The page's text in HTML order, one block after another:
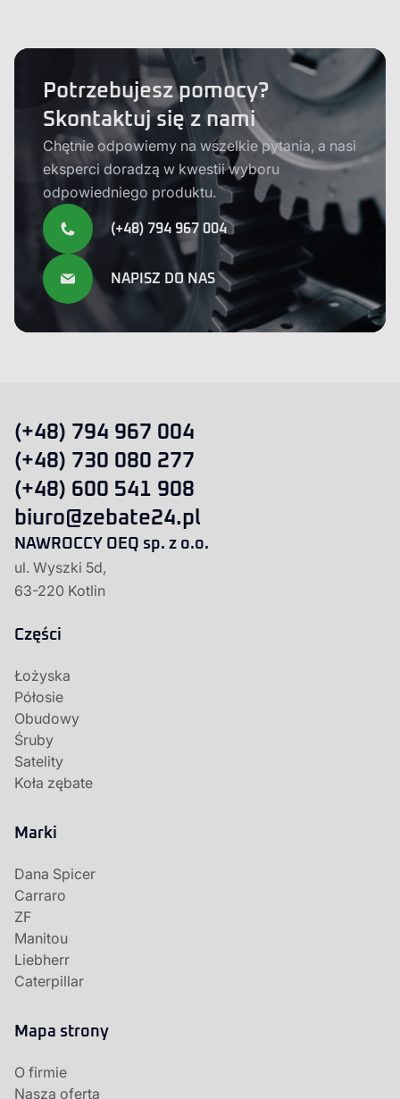
Potrzebujesz pomocy?
Skontaktuj się z nami
Chętnie odpowiemy na wszelkie pytania, a nasi
eksperci doradzą w kwestii wyboru
odpowiedniego produktu.
(+48) 794 967 004
NAPISZ DO NAS
(+48) 794 967 004
(+48) 730 080 277
(+48) 600 541 908
biuro@zebate24.pl
NAWROCCY OEQ sp. z o.o.
ul. Wyszki 5d,
63-220 Kotlin
Części
Łożyska
Półosie
Obudowy
Śruby
Satelity
Koła zębate
Marki
Dana Spicer
Carraro
ZF
Manitou
Liebherr
Caterpillar
Mapa strony
O firmie
Nasza oferta